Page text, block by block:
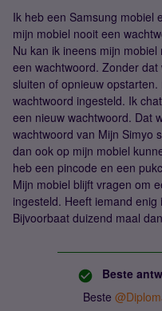
Ik heb een Samsung mobiel
mijn mobiel nooit een
Nu kan ik ineens mijn
een wachtwoord. Zonder
sluiten of opnieuw
wachtwoord ingesteld. Ik
een nieuw wachtwoord. Dat
wachtwoord van Mijn Simyo
dan ook op mijn mobiel
heb een pincode en een
Mijn mobiel blijft vragen om
ingesteld. Heeft iemand
Bijvoorbaat duizend maal
Beste
Beste